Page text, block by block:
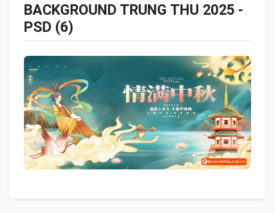
BACKGROUND TRUNG THU 2025 -
PSD (6)